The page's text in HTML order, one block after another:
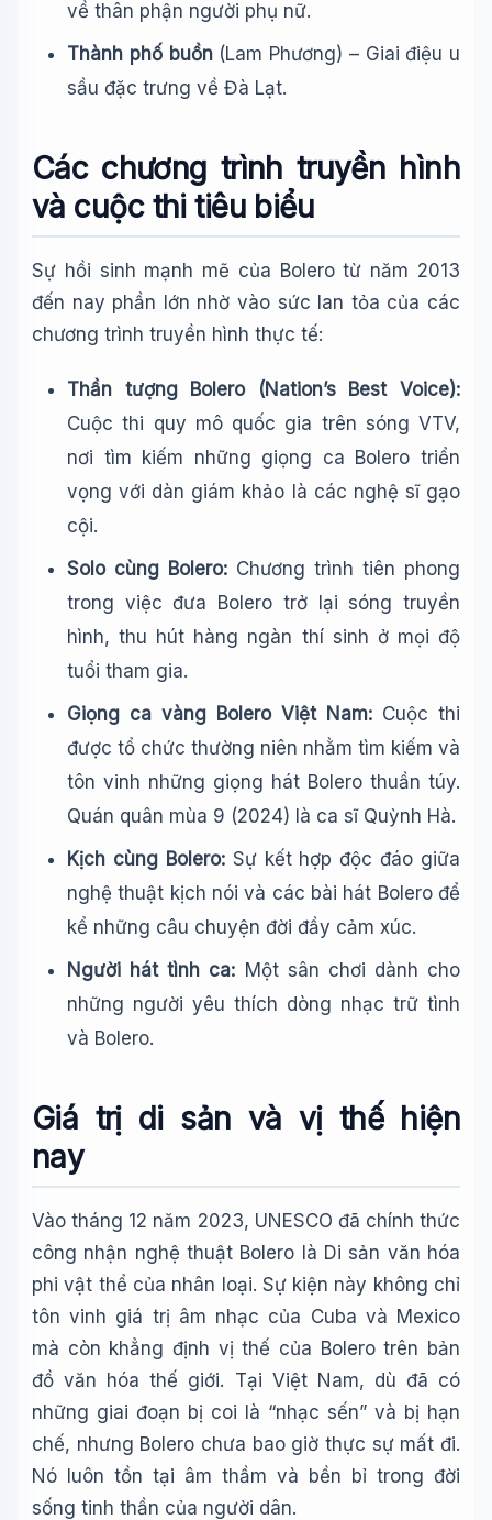
về thân phận người phụ nữ.
Thành phố buồn(Lam Phương) – Giai điệu u
sầu đặc trưng về Đà Lạt.
Các chương trình truyền hình
và cuộc thi tiêu biểu
Sự hồi sinh mạnh mẽ của Bolero từ năm 2013
đến nay phần lớn nhờ vào sức lan tỏa của các
chương trình truyền hình thực tế:
Thần tượng Bolero (Nation’s Best Voice):
Cuộc thi quy mô quốc gia trên sóng VTV,
nơi tìm kiếm những giọng ca Bolero triển
vọng với dàn giám khảo là các nghệ sĩ gạo
cội.
Solo cùng Bolero: Chương trình tiên phong
trong việc đưa Bolero trở lại sóng truyền
hình, thu hút hàng ngàn thí sinh ở mọi độ
tuổi tham gia.
Giọng ca vàng Bolero Việt Nam: Cuộc thi
được tổ chức thường niên nhằm tìm kiếm và
tôn vinh những giọng hát Bolero thuần túy.
Quán quân mùa 9 (2024) là ca sĩ Quỳnh Hà.
Kịch cùng Bolero:Sự kết hợp độc đáo giữa
nghệ thuật kịch nói và các bài hát Bolero để
kể những câu chuyện đời đầy cảm xúc.
Người hát tình ca: Một sân chơi dành cho
những người yêu thích dòng nhạc trữ tình
và Bolero.
Giá trị di sản và vị thế hiện
nay
Vào tháng 12 năm 2023, UNESCO đã chính thức
công nhận nghệ thuật Bolero là Di sản văn hóa
phi vật thể của nhân loại. Sự kiện này không chỉ
tôn vinh giá trị âm nhạc của Cuba và Mexico
mà còn khẳng định vị thế của Bolero trên bản
đồ văn hóa thế giới. Tại Việt Nam, dù đã có
những giai đoạn bị coi là “nhạc sến” và bị hạn
chế, nhưng Bolero chưa bao giờ thực sự mất đi.
Nó luôn tồn tại âm thầm và bền bỉ trong đời
sống tinh thần của người dân.